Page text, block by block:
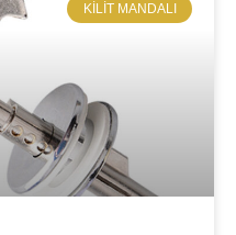
KILIT MANDALI​